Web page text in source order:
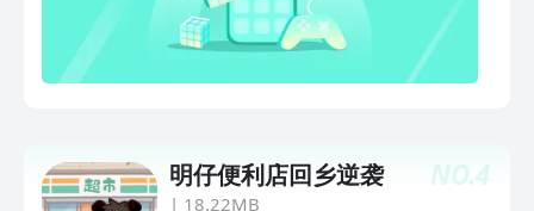
NO.4
明仔便利店回乡逆袭
| 18.22MB